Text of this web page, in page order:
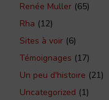
Renée Muller (65)
Rha (12)
Sites à voir (6)
Témoignages (17)
Un peu d'histoire (21)
Uncategorized (1)